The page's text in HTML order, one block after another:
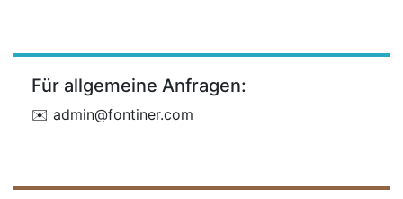
Für allgemeine Anfragen:
✉️ admin@fontiner.com